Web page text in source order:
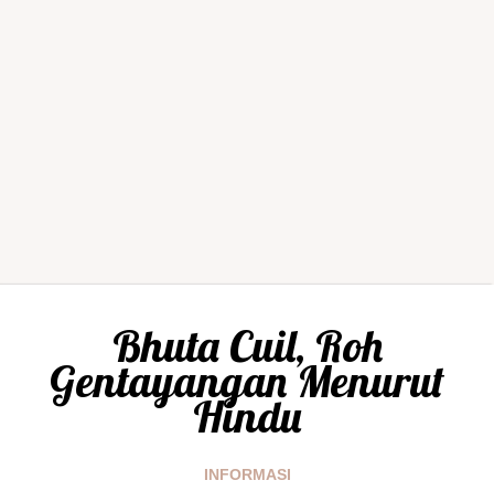
Bhuta Cuil, Roh
Gentayangan Menurut
Hindu
INFORMASI